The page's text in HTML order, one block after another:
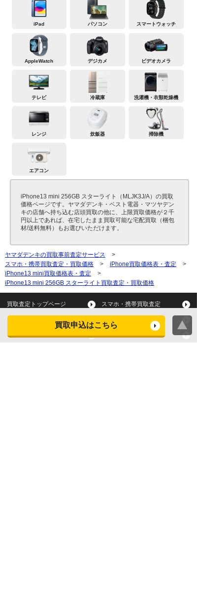
買取申込はこちら
iPad パソコン スマートウォッチ
AppleWatch デジカメ ビデオカメラ
テレビ 冷蔵庫 洗濯機・衣類乾燥機
レンジ 炊飯器 掃除機
エアコン
iPhone13 mini 256GB スターライト（MLJK3J/A）の買取
価格ページです。ヤマダデンキ・ベスト電器・マツヤデン
キの店舗へ持ち込む店頭買取の他に、上限買取価格が２千
円以上であれば、在宅したまま買取可能な宅配買取（梱包
材/送料無料）もお選びいただけます。
ヤマダデンキの買取事前査定サービス
>
スマホ・携帯買取査定・買取価格
> iPhone買取価格表・査定
>
iPhone13 mini買取価格表・査定
>
iPhone13 mini 256GB スターライト買取査定・買取価格
買取査定トップページ スマホ・携帯買取査定
タブレット買取査定
スマートウォッチ買取査定 デジカメ買取査定